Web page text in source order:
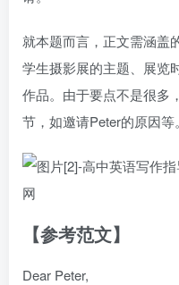
就本题而言，正文需涵盖
学生摄影展的主题、展览
作品。由于要点不是很多
节，如邀请Peter的原因等。
【参考范文】
Dear Peter,